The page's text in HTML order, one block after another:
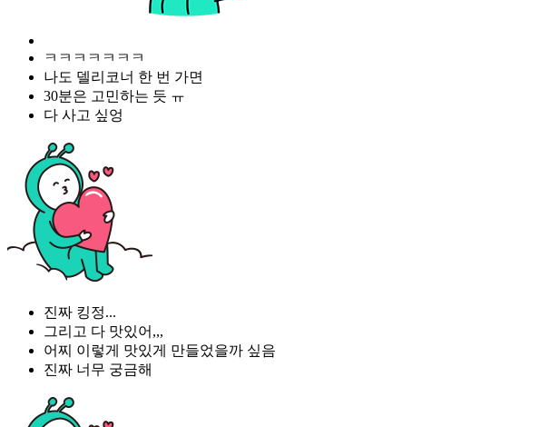
ㅋㅋㅋㅋㅋㅋㅋ
나도 델리코너 한 번 가면
30분은 고민하는 듯 ㅠ
다 사고 싶엉
진짜 킹정...
그리고 다 맛있어,,,
어찌 이렇게 맛있게 만들었을까 싶음
진짜 너무 궁금해